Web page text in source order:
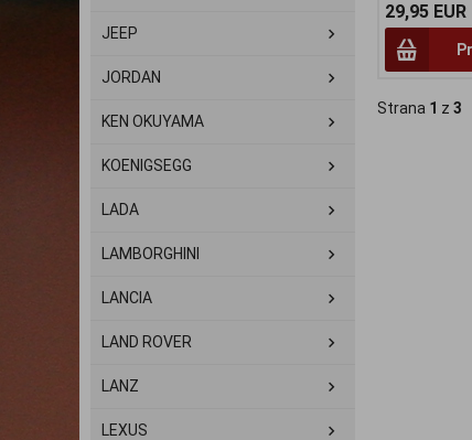
JEEP
JORDAN
KEN OKUYAMA
KOENIGSEGG
LADA
LAMBORGHINI
LANCIA
LAND ROVER
LANZ
LEXUS
29,95 EUR
Strana 1 z 3